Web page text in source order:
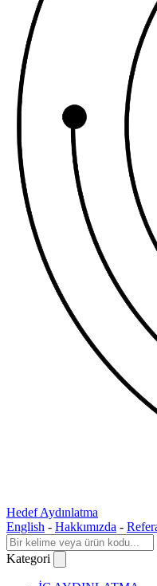
Hedef Aydınlatma
English - Hakkımızda -
Kategori